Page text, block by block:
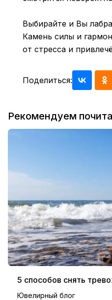
Выбирайте и Вы
Камень силы и
от стресса и
Поделиться:
Рекомендуем
5 способов снять
Ювелирный блог